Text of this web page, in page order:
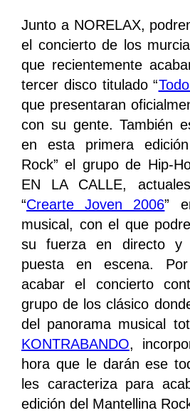
Junto a NORELAX,
el concierto de los
que recientemente
tercer disco titulado “
que presentaran
con su gente. También
en esta primera
Rock” el grupo de Hip-
EN LA CALLE,
“Crearte Joven 2006”
musical, con el que
su fuerza en directo y
puesta en escena.
acabar el concierto
grupo de los clásico
del panorama musical
KONTRABANDO,
hora que le darán ese
les caracteriza para
edición del Mantellina